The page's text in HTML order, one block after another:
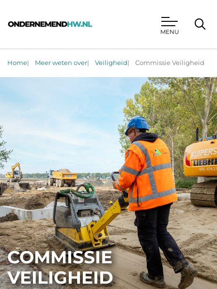
MENU
Home Meer weten over Veiligheid Commissie Veiligheid
COMMISSIE
VEILIGHEID